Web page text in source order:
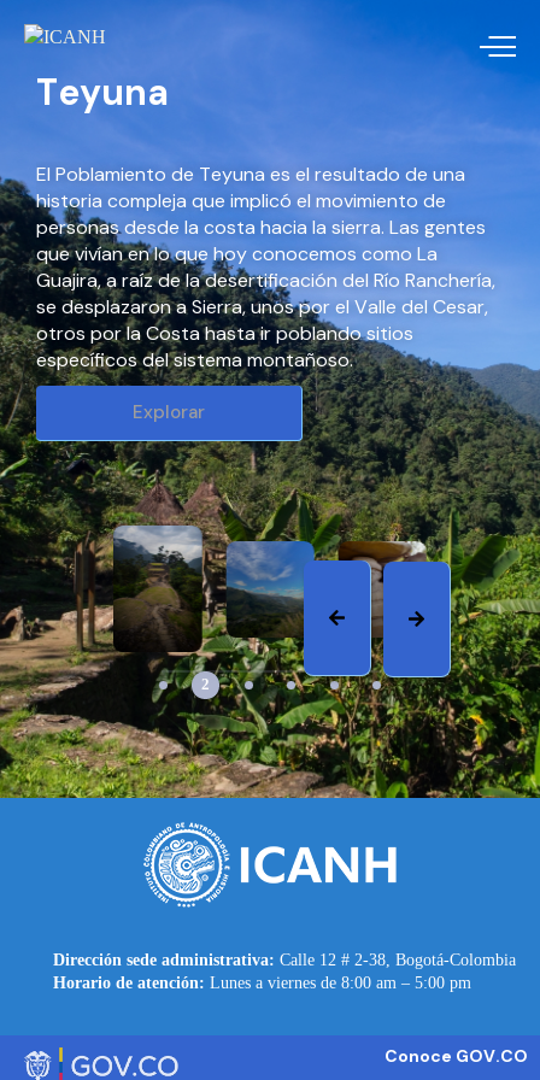
2
del Darién
Teyuna
en la historia. La ciudad colonial fue fundada en un lugar que
en la actualidad es considerado inhóspito: el Darién.
El Poblamiento de Teyuna es el resultado de una
historia compleja que implicó el movimiento de
personas desde la costa hacia la sierra. Las gentes
que vivían en lo que hoy conocemos como La
Guajira, a raíz de la desertificación del Río Ranchería,
se desplazaron a Sierra, unos por el Valle del Cesar,
otros por la Costa hasta ir poblando sitios
específicos del sistema montañoso.
Explorar
Explorar
Dirección sede administrativa: Calle 12 # 2-38, Bogotá-Colombia
Horario de atención: Lunes a viernes de 8:00 am – 5:00 pm
Conoce GOV.CO